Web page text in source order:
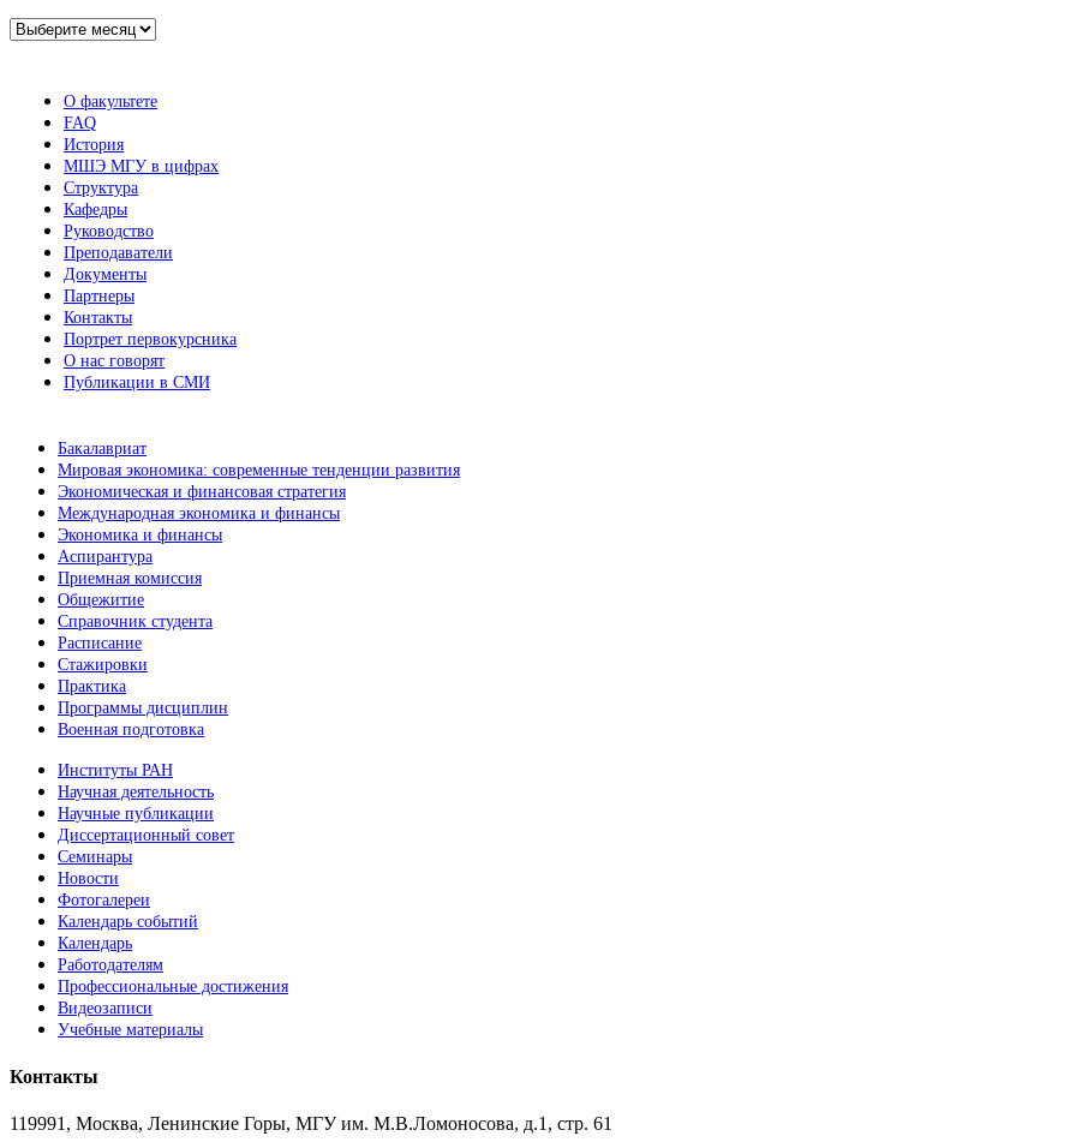
Архив
О факультете
FAQ
История
МШЭ МГУ в цифрах
Структура
Кафедры
Руководство
Преподаватели
Документы
Партнеры
Контакты
Портрет первокурсника
О нас говорят
Публикации в СМИ
Бакалавриат
Мировая экономика: современные тенденции развития
Экономическая и финансовая стратегия
Международная экономика и финансы
Экономика и финансы
Аспирантура
Приемная комиссия
Общежитие
Справочник студента
Расписание
Стажировки
Практика
Программы дисциплин
Военная подготовка
Институты РАН
Научная деятельность
Научные публикации
Диссертационный совет
Семинары
Новости
Фотогалереи
Календарь событий
Календарь
Работодателям
Профессиональные достижения
Видеозаписи
Учебные материалы
Контакты
119991, Москва, Ленинские Горы, МГУ им. М.В.Ломоносова, д.1, стр. 61